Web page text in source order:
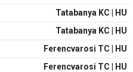
Tatabanya KC | HU
Tatabanya KC | HU
Ferencvarosi TC | HU
Ferencvarosi TC | HU